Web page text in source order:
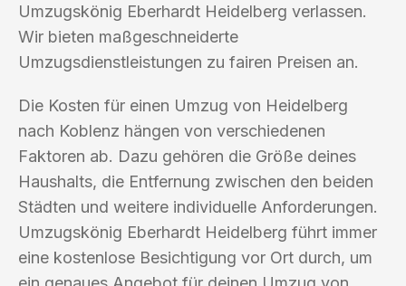
Umzugskönig Eberhardt Heidelberg verlassen.
Wir bieten maßgeschneiderte
Umzugsdienstleistungen zu fairen Preisen an.
Die Kosten für einen Umzug von Heidelberg
nach Koblenz hängen von verschiedenen
Faktoren ab. Dazu gehören die Größe deines
Haushalts, die Entfernung zwischen den beiden
Städten und weitere individuelle Anforderungen.
Umzugskönig Eberhardt Heidelberg führt immer
eine kostenlose Besichtigung vor Ort durch, um